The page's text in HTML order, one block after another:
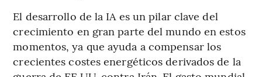
El desarrollo de la IA es un pilar clave del
crecimiento en gran parte del mundo en estos
momentos, ya que ayuda a compensar los
crecientes costes energéticos derivados de la